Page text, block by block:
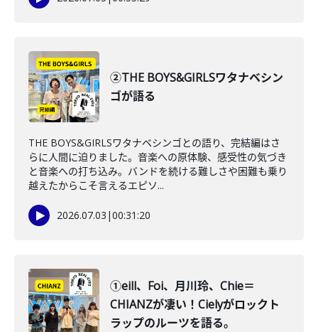
②THE BOYS&GIRLSワタナベシン
ゴが語る
THE BOYS&GIRLSワタナベシンゴとの語り、完結編はさ
らに人間に迫りました。音楽への原体験、感受性の気づき
と音楽への打ち込み。バンドを続ける難しさや困難も乗り
越えたからこそ言えるエピソ...
2026.07.03 |00:31:20
①eill、Foi、月川玲、Chie＝
CHIANZが凄い！Cielyがロックト
ラップのルーツを語る。